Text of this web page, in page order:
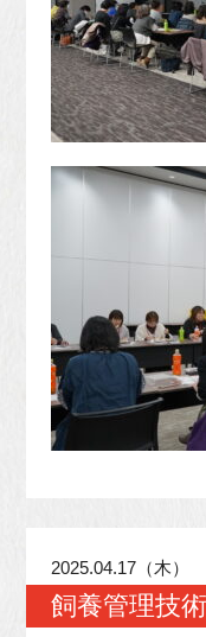
2025.04.17（木）
飼養管理技